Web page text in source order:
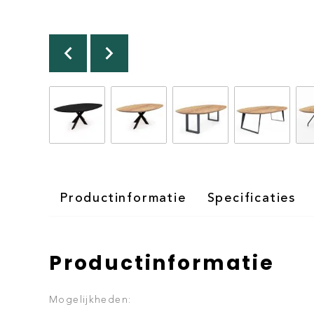
Productinformatie Specificaties
Productinformatie
Mogelijkheden: